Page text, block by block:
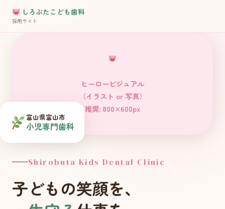
しろぶたこども歯科
採用サイト
Shirobuta Kids Dental Clinic
子どもの笑顔を、
ヒーロービジュアル
（イラスト or 写真）
推奨: 800×600px
富山県富山市
小児専門歯科